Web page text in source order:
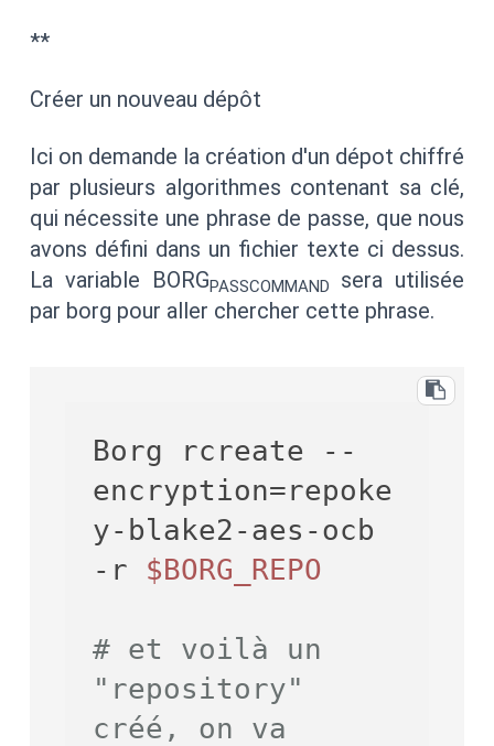
**
Créer un nouveau dépôt
Ici on demande la création d'un dépot chiffré
par plusieurs algorithmes contenant sa clé,
qui nécessite une phrase de passe, que nous
avons défini dans un fichier texte ci dessus.
La variable BORGPASSCOMMAND
sera utilisée
par borg pour aller chercher cette phrase.
Borg rcreate --
encryption=repoke
y-blake2-aes-ocb
-r $BORG_REPO
# et voilà un
"repository"
créé, on va